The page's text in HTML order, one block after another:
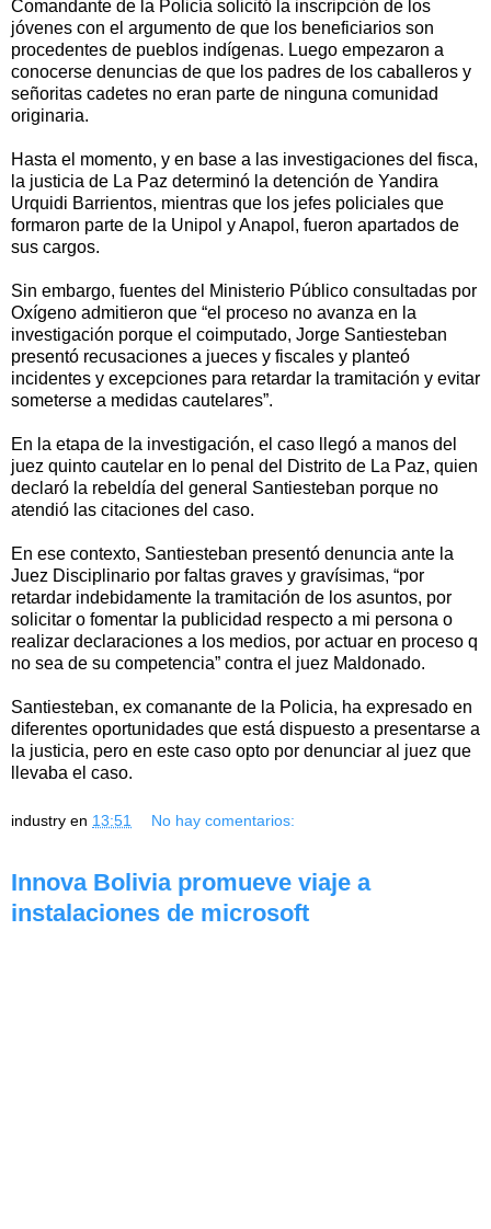
Comandante de la Policía solicitó la inscripción de los
jóvenes con el argumento de que los beneficiarios son
procedentes de pueblos indígenas. Luego empezaron a
conocerse denuncias de que los padres de los caballeros y
señoritas cadetes no eran parte de ninguna comunidad
originaria.
Hasta el momento, y en base a las investigaciones del fisca,
la justicia de La Paz determinó la detención de Yandira
Urquidi Barrientos, mientras que los jefes policiales que
formaron parte de la Unipol y Anapol, fueron apartados de
sus cargos.
Sin embargo, fuentes del Ministerio Público consultadas por
Oxígeno admitieron que “el proceso no avanza en la
investigación porque el coimputado, Jorge Santiesteban
presentó recusaciones a jueces y fiscales y planteó
incidentes y excepciones para retardar la tramitación y evitar
someterse a medidas cautelares”.
En la etapa de la investigación, el caso llegó a manos del
juez quinto cautelar en lo penal del Distrito de La Paz, quien
declaró la rebeldía del general Santiesteban porque no
atendió las citaciones del caso.
En ese contexto, Santiesteban presentó denuncia ante la
Juez Disciplinario por faltas graves y gravísimas, “por
retardar indebidamente la tramitación de los asuntos, por
solicitar o fomentar la publicidad respecto a mi persona o
realizar declaraciones a los medios, por actuar en proceso q
no sea de su competencia” contra el juez Maldonado.
Santiesteban, ex comanante de la Policia, ha expresado en
diferentes oportunidades que está dispuesto a presentarse a
la justicia, pero en este caso opto por denunciar al juez que
llevaba el caso.
industry en 13:51 No hay comentarios:
Innova Bolivia promueve viaje a
instalaciones de microsoft